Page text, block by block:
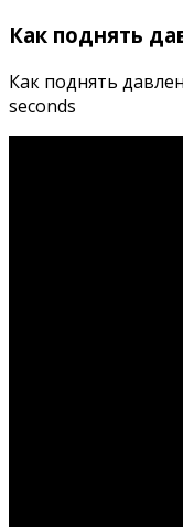
Как поднять
Как поднять
seconds